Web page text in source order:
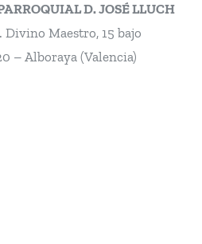
D. JOSÉ LLUCH
Divino Maestro, 15 bajo
– Alboraya (Valencia)